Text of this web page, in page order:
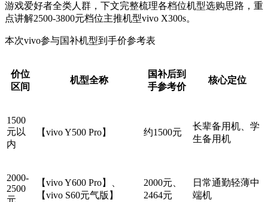
游戏爱好者全类人群，下文完整梳理各档位机型选购思路，重
点讲解2500-3800元档位主推机型vivo X300s。
本次vivo参与国补机型到手价参考表
价位
区间
机型全称
国补后到
手参考价
核心定位
1500
元以
内
【vivo Y500 Pro】 约1500元
长辈备用机、学
生备用机
2000-
2500
【vivo Y600 Pro】、
【vivo S60元气版】
2000元、
2464元
日常通勤轻薄中
端机